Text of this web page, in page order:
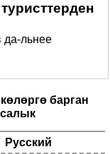
да-льнее
барган
Русский